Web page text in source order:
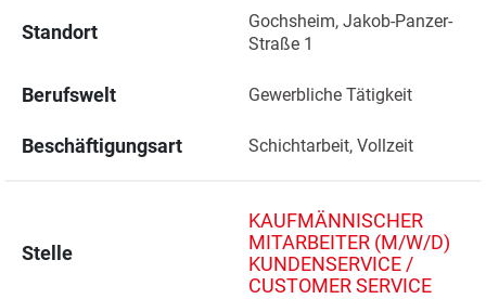
Standort
Gochsheim, Jakob-Panzer-
Straße 1
Berufswelt Gewerbliche Tätigkeit
Beschäftigungsart Schichtarbeit, Vollzeit
Stelle
KAUFMÄNNISCHER
MITARBEITER (M/W/D)
KUNDENSERVICE /
CUSTOMER SERVICE